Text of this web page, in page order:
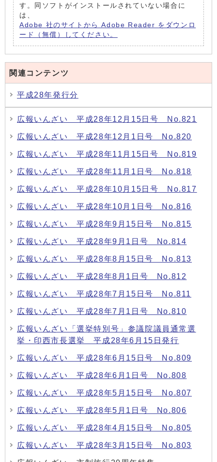
す。同ソフトがインストールされていない場合に
は、
Adobe 社のサイトから Adobe Reader をダウンロ
ード（無償）してください。
関連コンテンツ
平成28年発行分
広報いんざい 平成28年12月15日号 No.821
広報いんざい 平成28年12月1日号 No.820
広報いんざい 平成28年11月15日号 No.819
広報いんざい 平成28年11月1日号 No.818
広報いんざい 平成28年10月15日号 No.817
広報いんざい 平成28年10月1日号 No.816
広報いんざい 平成28年9月15日号 No.815
広報いんざい 平成28年9月1日号 No.814
広報いんざい 平成28年8月15日号 No.813
広報いんざい 平成28年8月1日号 No.812
広報いんざい 平成28年7月15日号 No.811
広報いんざい 平成28年7月1日号 No.810
広報いんざい「選挙特別号」参議院議員通常選
挙・印西市長選挙 平成28年6月15日発行
広報いんざい 平成28年6月15日号 No.809
広報いんざい 平成28年6月1日号 No.808
広報いんざい 平成28年5月15日号 No.807
広報いんざい 平成28年5月1日号 No.806
広報いんざい 平成28年4月15日号 No.805
広報いんざい 平成28年3月15日号 No.803